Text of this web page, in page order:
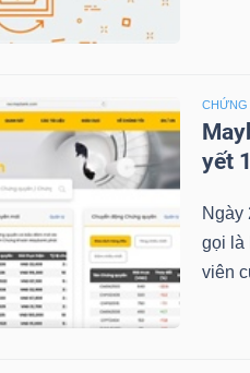
CHỨNG
yết
Ngày
gọi là
viên